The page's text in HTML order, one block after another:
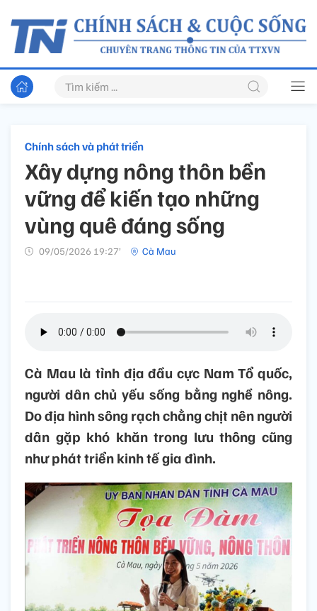
Chính sách và phát triển
Xây dựng nông thôn bền
vững để kiến tạo những
vùng quê đáng sống
09/05/2026 19:27’ Cà Mau
Cà Mau là tỉnh địa đầu cực Nam Tổ quốc,
người dân chủ yếu sống bằng nghề nông.
Do địa hình sông rạch chằng chịt nên người
dân gặp khó khăn trong lưu thông cũng
như phát triển kinh tế gia đình.